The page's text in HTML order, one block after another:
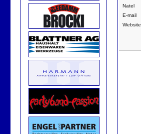
Natel
E-mail
Website